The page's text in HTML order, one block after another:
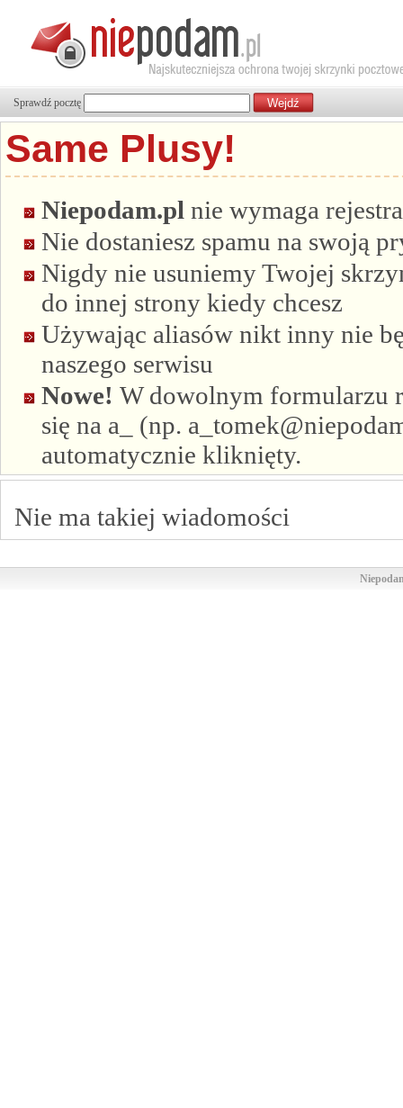
Sprawdź pocztę
Same Plusy!
Niepodam.pl nie wymaga
Nie dostaniesz spamu na swoją
Nigdy nie usuniemy Twojej
do innej strony kiedy chcesz
Używając aliasów nikt inny nie
naszego serwisu
Nowe! W dowolnym formularzu
się na a_ (np.
automatycznie kliknięty.
Nie ma takiej wiadomości